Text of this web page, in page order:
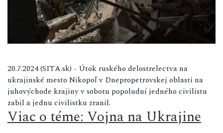
20.7.2024 (SITA.sk) - Útok ruského delostrelectva na
ukrajinské mesto Nikopoľ v Dnepropetrovskej oblasti na
juhovýchode krajiny v sobotu popoludní jedného civilistu
zabil a jednu civilistku zranil.
Viac o téme: Vojna na Ukrajine